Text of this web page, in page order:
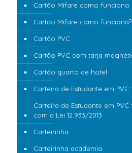
Cartão Mifare como funciona
Cartão Mifare como funciona?
Cartão PVC
Cartão PVC com tarja
Cartão quarto de hotel
Carteira de Estudante em
Carteira de Estudante em
com a Lei 12.933/2013
Carteirinha
Carteirinha academia